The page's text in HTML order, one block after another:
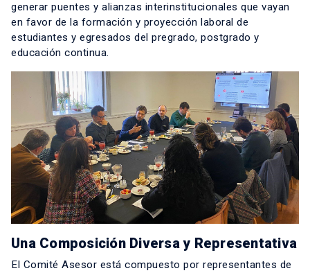
generar puentes y alianzas interinstitucionales que vayan
en favor de la formación y proyección laboral de
estudiantes y egresados del pregrado, postgrado y
educación continua.
Una Composición Diversa y Representativa
El Comité Asesor está compuesto por representantes de